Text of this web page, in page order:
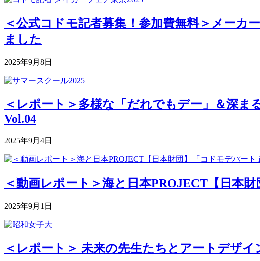
＜公式コドモ記者募集！参加費無料＞メーカ
ました
2025年9月8日
＜レポート＞多様な「だれでもデー」＆深
Vol.04
2025年9月4日
＜動画レポート＞海と日本PROJECT【日本
2025年9月1日
＜レポート＞ 未来の先生たちとアートデザイ